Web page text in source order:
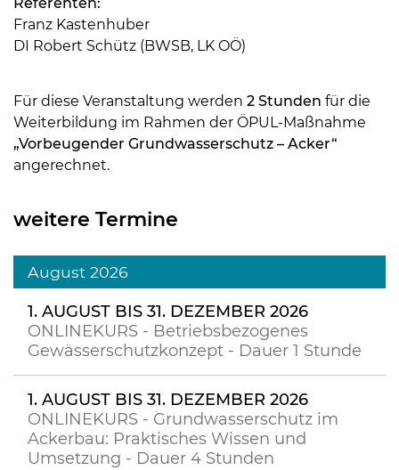
Skip to main content
Franz Kastenhuber
DI Robert Schütz (BWSB, LK OÖ)
Für diese Veranstaltung werden 2 Stunden für die
Weiterbildung im Rahmen der ÖPUL-Maßnahme
„Vorbeugender Grundwasserschutz – Acker“
angerechnet.
weitere Termine
August 2026
1. AUGUST BIS 31. DEZEMBER 2026
ONLINEKURS - Betriebsbezogenes
Gewässerschutzkonzept - Dauer 1 Stunde
1. AUGUST BIS 31. DEZEMBER 2026
ONLINEKURS - Grundwasserschutz im
Ackerbau: Praktisches Wissen und
Umsetzung - Dauer 4 Stunden